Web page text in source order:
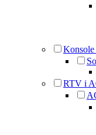
Konsole
RTV i